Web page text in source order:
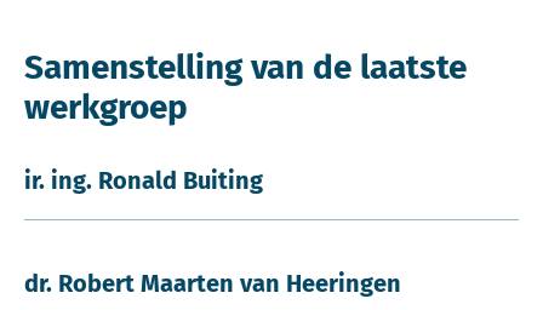
Samenstelling van de laatste
werkgroep
ir. ing. Ronald Buiting
dr. Robert Maarten van Heeringen